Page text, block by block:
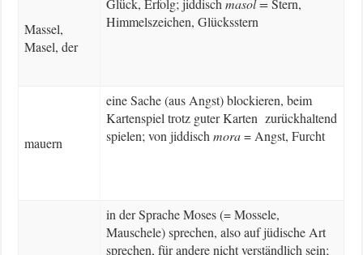
Massel,
Masel, der
Glück, Erfolg; jiddischmasol =Stern,
Himmelszeichen, Glücksstern
mauern
eine Sache (aus Angst) blockieren, beim
Kartenspiel trotz guter Karten zurückhaltend
spielen; von jiddischmora= Angst, Furcht
in der Sprache Moses (= Mossele,
Mauschele) sprechen, also auf jüdische Art
sprechen, für andere nicht verständlich sein;